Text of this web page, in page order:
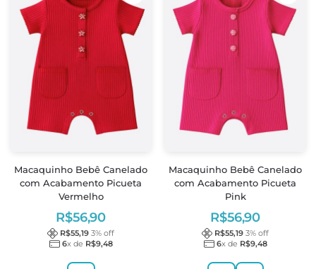
Macaquinho Bebê Canelado
com Acabamento Picueta
Vermelho
R$56,90
R$55,19 3% off
6x de R$9,48
Macaquinho Bebê Canelado
com Acabamento Picueta
Pink
R$56,90
R$55,19 3% off
6x de R$9,48